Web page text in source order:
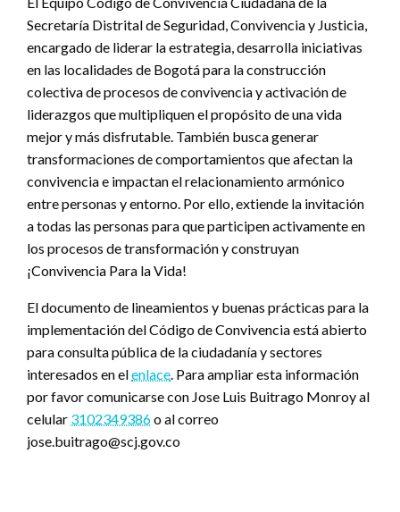
Secretaría Distrital de Seguridad, Convivencia y Justicia,
encargado de liderar la estrategia, desarrolla iniciativas
en las localidades de Bogotá para la construcción
colectiva de procesos de convivencia y activación de
liderazgos que multipliquen el propósito de una vida
mejor y más disfrutable. También busca generar
transformaciones de comportamientos que afectan la
convivencia e impactan el relacionamiento armónico
entre personas y entorno. Por ello, extiende la invitación
a todas las personas para que participen activamente en
los procesos de transformación y construyan
¡Convivencia Para la Vida!
El documento de lineamientos y buenas prácticas para la
implementación del Código de Convivencia está abierto
para consulta pública de la ciudadanía y sectores
interesados en elenlace. Para ampliar esta información
por favor comunicarse con Jose Luis Buitrago Monroy al
celular 3102349386o al correo
jose.buitrago@scj.gov.co